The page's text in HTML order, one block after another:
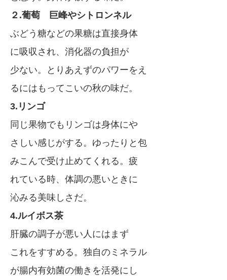
２.葡萄 巨峰やシトロンネル
ぶどう糖などの果糖は直接身体
に吸収され、消化器の負担が
少ない。とりあえずのパワーをえ
るにはもってこいの秋の味だ。
3.リンゴ
同じ果物でもリンゴは身体にや
さしい感じがする。ゆったりと包
みこんで受け止めてくれる。疲
れている時、体調の悪いときに
沁みる美味しさだ。
4.ルイボス茶
肝臓の調子が悪い人にはまず
これをすすめる。独自のミネラル
が腸内有効菌の働きを活発にし